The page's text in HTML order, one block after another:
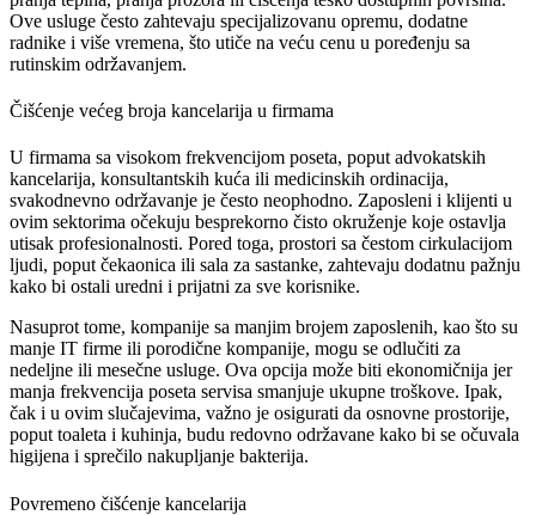
Ove usluge često zahtevaju specijalizovanu opremu, dodatne
radnike i više vremena, što utiče na veću cenu u poređenju sa
rutinskim održavanjem.
Čišćenje većeg broja kancelarija u firmama
U firmama sa visokom frekvencijom poseta, poput advokatskih
kancelarija, konsultantskih kuća ili medicinskih ordinacija,
svakodnevno održavanje je često neophodno. Zaposleni i klijenti u
ovim sektorima očekuju besprekorno čisto okruženje koje ostavlja
utisak profesionalnosti. Pored toga, prostori sa čestom cirkulacijom
ljudi, poput čekaonica ili sala za sastanke, zahtevaju dodatnu pažnju
kako bi ostali uredni i prijatni za sve korisnike.
Nasuprot tome, kompanije sa manjim brojem zaposlenih, kao što su
manje IT firme ili porodične kompanije, mogu se odlučiti za
nedeljne ili mesečne usluge. Ova opcija može biti ekonomičnija jer
manja frekvencija poseta servisa smanjuje ukupne troškove. Ipak,
čak i u ovim slučajevima, važno je osigurati da osnovne prostorije,
poput toaleta i kuhinja, budu redovno održavane kako bi se očuvala
higijena i sprečilo nakupljanje bakterija.
Povremeno čišćenje kancelarija